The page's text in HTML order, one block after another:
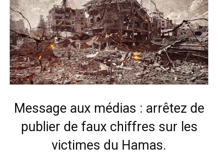
Message aux médias : arrêtez de
publier de faux chiffres sur les
victimes du Hamas.